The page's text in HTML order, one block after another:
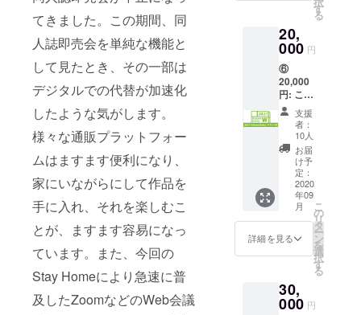
てきました。この期間、同
人誌即売会を単純な機能と
して見たとき、その一部は
デジタルでの代替が加速化
したような気がします。
様々な通販プラットフォー
ムはますます便利になり、
家にいながらにして作品を
手に入れ、それを楽しむこ
とが、ますます容易になっ
ています。また、今回の
Stay Homeにより急速に普
及したZoomなどのWeb会議
を希望
される
方は
「備考
欄」に
掲示す
るお名
前をご
記入く
ださい
/ XL )
◆Creat
ion: Re-
creatio
n ロゴ
入りタ
オル
（W860
×H340)
◆御礼
＋限定
レポー
トメー
ル ※サ
ンクリ
Autumn
で名前
される
方は
す。
【リ
内容】
◆2021
Future
Pass ◆
御礼＋
限定レ
ポート
メール
※サンク
リ2020
Autumn
で名前
を希望
される
欄」に
掲示す
tumnの
イラス
トが追
加と
なっ
た、全
38種類
の中か
ら6個を
お送り
しま
す！
（ラン
ダム・
同一絵
柄無
し） ※
た場合
でも絵
うち1回
サーク
ル(1ス
ペース)
をご招
待しま
す！ 抽
選の場
合も優
先配置
しま
す。当
落を気
にせ
ず、〆
切を目
指して
創作活
ンとな
りま
す
る
20,
000 円
⑥
20,000
円: これ
でアナ
タは参
加確
定！ ×
「2021
Future
Entry
プラン
Ｗ」 単
純明
快、⑤
の2回分
ある程
度先ま
支援
者：
10人
お届
け予
定：
2020
年09
月
詳細を見る
こ
の
リ
タ
ー
ン
を
選
択
す
る
30,
000 円